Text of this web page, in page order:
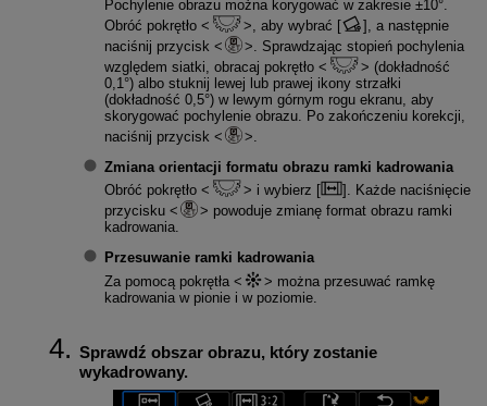
Pochylenie obrazu można korygować w zakresie ±10°.
Obróć pokrętło
, aby wybrać [
], a następnie
naciśnij przycisk
. Sprawdzając stopień pochylenia
względem siatki, obracaj pokrętło
(dokładność
0,1°) albo stuknij lewej lub prawej ikony strzałki
(dokładność 0,5°) w lewym górnym rogu ekranu, aby
skorygować pochylenie obrazu. Po zakończeniu korekcji,
naciśnij przycisk
Zmiana orientacji formatu obrazu ramki kadrowania
Obróć pokrętło
i wybierz [
]. Każde naciśnięcie
przycisku
powoduje zmianę format obrazu ramki
kadrowania.
Przesuwanie ramki kadrowania
Za pomocą pokrętła
można przesuwać ramkę
kadrowania w pionie i w poziomie.
Sprawdź obszar obrazu, który zostanie
wykadrowany.